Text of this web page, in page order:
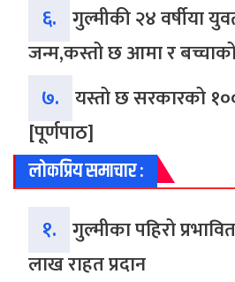
६. गुल्मीकी २४ वर्षीया
जन्म,कस्तो छ आमा र
७. यस्तो छ सरकारको
[पूर्णपाठ]
लोकप्रिय समाचार :
१. गुल्मीका पहिरो
लाख राहत प्रदान